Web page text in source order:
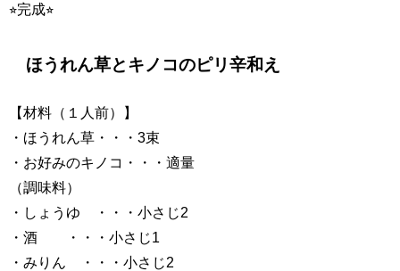
⭐︎完成⭐︎
ほうれん草とキノコのピリ辛和え
【材料（１人前）】
・ほうれん草・・・3束
・お好みのキノコ・・・適量
（調味料）
・しょうゆ ・・・小さじ2
・酒 ・・・小さじ1
・みりん ・・・小さじ2